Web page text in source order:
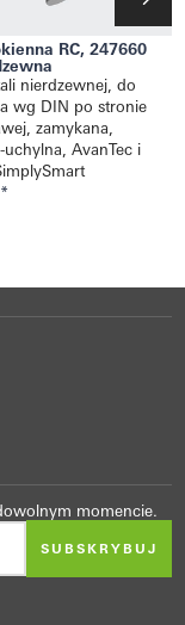
RC, 247660
nierdzewnej, do
wg DIN po stronie
zamykana,
AvanTec i
momencie.
SUBSKRYBUJ